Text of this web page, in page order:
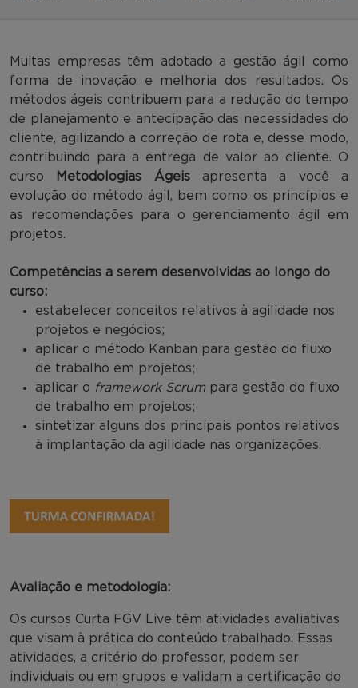
Muitas empresas têm adotado a gestão ágil como
forma de inovação e melhoria dos resultados. Os
métodos ágeis contribuem para a redução do tempo
de planejamento e antecipação das necessidades do
cliente, agilizando a correção de rota e, desse modo,
contribuindo para a entrega de valor ao cliente. O
curso
Metodologias Ágeis apresenta a você a
evolução do método ágil, bem como os princípios e
as recomendações para o gerenciamento ágil em
projetos.
Competências a serem desenvolvidas ao longo do
curso:
estabelecer conceitos relativos à agilidade nos
projetos e negócios;
aplicar o método Kanban para gestão do fluxo
de trabalho em projetos;
aplicar o framework Scrumpara gestão do fluxo
de trabalho em projetos;
sintetizar alguns dos principais pontos relativos
à implantação da agilidade nas organizações.
Avaliação e metodologia:
Os cursos Curta FGV Live têm atividades avaliativas
que visam à prática do conteúdo trabalhado. Essas
atividades, a critério do professor, podem ser
individuais ou em grupos e validam a certificação do